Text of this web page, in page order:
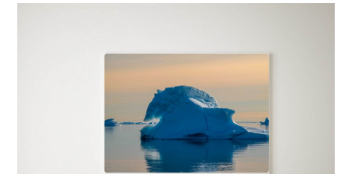
7 FORMATS POSSIBLES